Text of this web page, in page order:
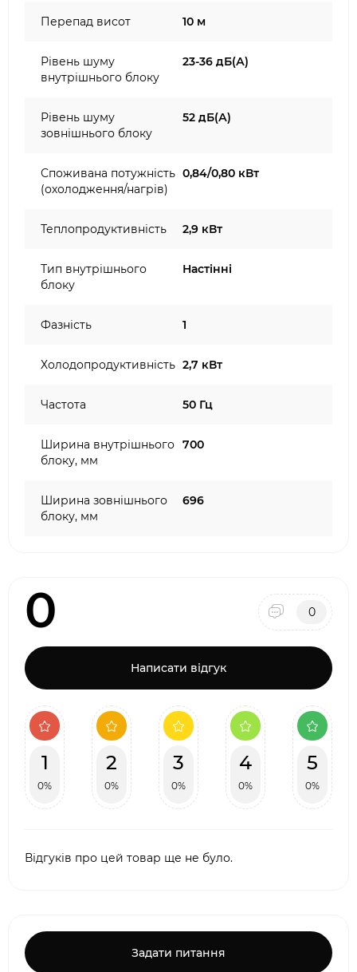
Перепад висот 10 м
Рівень шуму
внутрішнього блоку
23-36 дБ(А)
Рівень шуму
зовнішнього блоку
52 дБ(А)
Споживана потужність
(охолодження/нагрів)
0,84/0,80 кВт
Теплопродуктивність 2,9 кВт
Тип внутрішнього
блоку
Настінні
Фазність 1
Холодопродуктивність 2,7 кВт
Частота 50 Гц
Ширина внутрішнього
блоку, мм
700
Ширина зовнішнього
блоку, мм
696
0 0
Написати відгук
1
0%
2
0%
3
0%
4
0%
5
0%
Відгуків про цей товар ще не було.
Задати питання